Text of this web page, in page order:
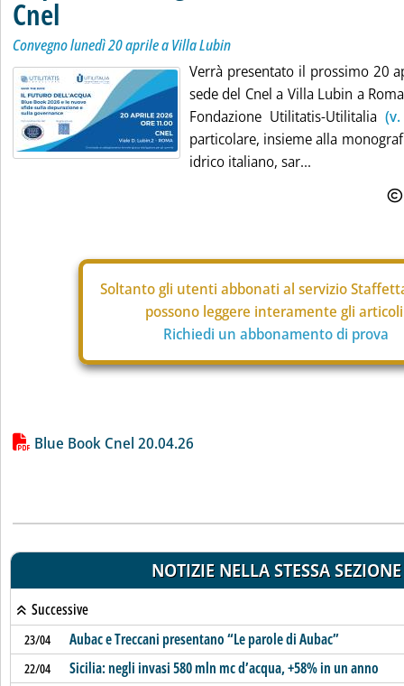
Cnel
Convegno lunedì 20 aprile a Villa Lubin
Verrà presentato il prossimo 20
sede del Cnel a Villa Lubin a
Fondazione Utilitatis-Utilitalia
particolare, insieme alla
idrico italiano, sar...
Soltanto gli utenti abbonati al servizio
possono leggere interamente gli
Richiedi un abbonamento di prova
Lista allegati PDF alla notizia
Blue Book Cnel 20.04.26
NOTIZIE NELLA STESSA SEZIONE
Successive
23/04 Aubac e Treccani presentano “Le parole di Aubac”
22/04 Sicilia: negli invasi 580 mln mc d’acqua, +58% in un anno